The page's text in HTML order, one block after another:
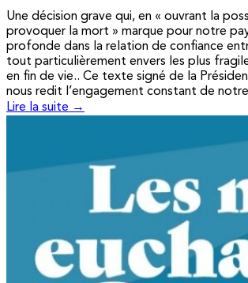
Une décision grave qui, en « ouvrant la
provoquer la mort » marque pour notre
profonde dans la relation de confiance
tout particulièrement envers les plus
en fin de vie.. Ce texte signé de la
nous redit l’engagement constant de
Lire la suite →